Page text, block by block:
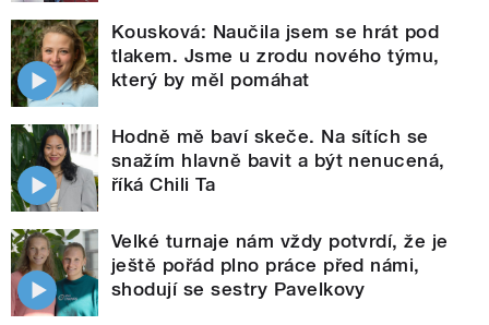
Kousková: Naučila jsem se hrát pod
tlakem. Jsme u zrodu nového týmu,
který by měl pomáhat
Hodně mě baví skeče. Na sítích se
snažím hlavně bavit a být nenucená,
říká Chili Ta
Velké turnaje nám vždy potvrdí, že je
ještě pořád plno práce před námi,
shodují se sestry Pavelkovy